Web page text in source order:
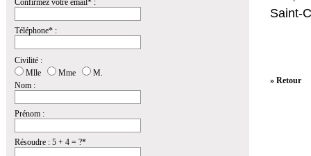
Confirmez votre email* :
Téléphone* :
Civilité :
Mlle
Mme
M.
Nom :
Prénom :
Résoudre : 5 + 4 = ?*
Saint-
» Retour